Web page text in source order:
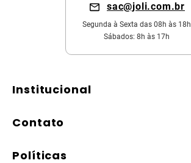
sac@joli.com.br
Segunda à Sexta das 08h às 18h
Sábados: 8h às 17h
Institucional
Contato
Políticas